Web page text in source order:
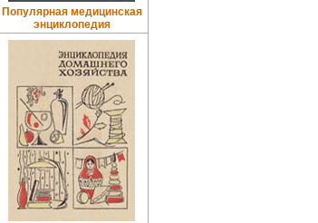
Популярная медицинская
энциклопедия